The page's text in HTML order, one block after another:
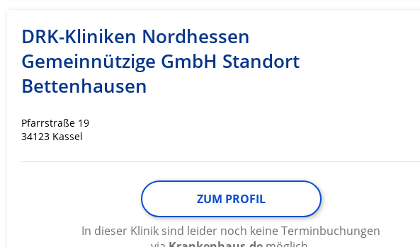
DRK-Kliniken Nordhessen
Gemeinnützige GmbH Standort
Bettenhausen
Pfarrstraße 19
34123 Kassel
ZUM PROFIL
In dieser Klinik sind leider noch keine Terminbuchungen
Analyse von Zielgruppen durch Statistiken oder Kombinationen von Daten aus
verschiedenen Quellen
Entwicklung und Verbesserung der Angebote
IAB-Besonderheiten:
Geräte anhand von aktiv angeforderten Informationen identifizieren
Nicht-IAB-Verarbeitungszwecke: